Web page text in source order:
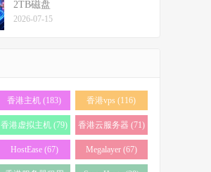
2TB磁盘
2026-07-15
香港主机 (183) 香港vps (116)
香港虚拟主机 (79) 香港云服务器 (71)
HostEase (67) Megalayer (67)